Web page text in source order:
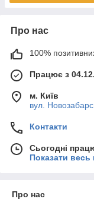
Про нас
100%
Працює з
м. Київ
вул.
Контакти
Сьогодні
Показати весь
Про нас